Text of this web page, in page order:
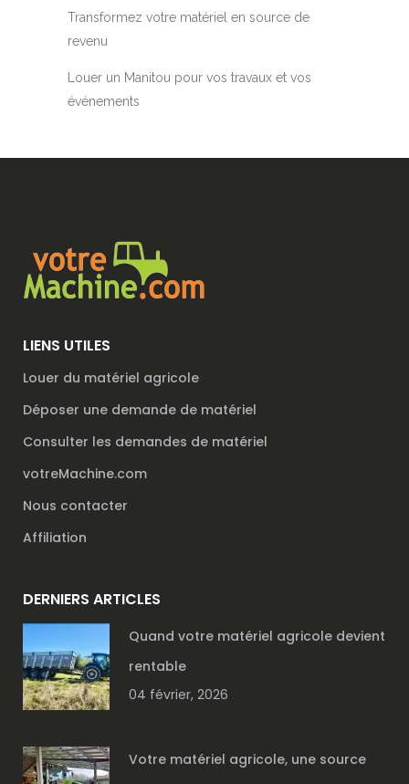
Transformez votre matériel en source de
revenu
Louer un Manitou pour vos travaux et vos
événements
LIENS UTILES
Louer du matériel agricole
Déposer une demande de matériel
Consulter les demandes de matériel
votreMachine.com
Nous contacter
Affiliation
DERNIERS ARTICLES
Quand votre matériel agricole devient
rentable
04 février, 2026
Votre matériel agricole, une source